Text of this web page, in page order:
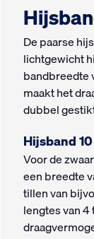
De paarse
lichtgewicht
bandbreedte
maakt het
dubbel
Hijsband
Voor de
een breedte
tillen van
lengtes van